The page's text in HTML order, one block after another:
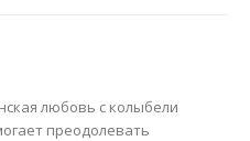
любовь с колыбели
преодолевать